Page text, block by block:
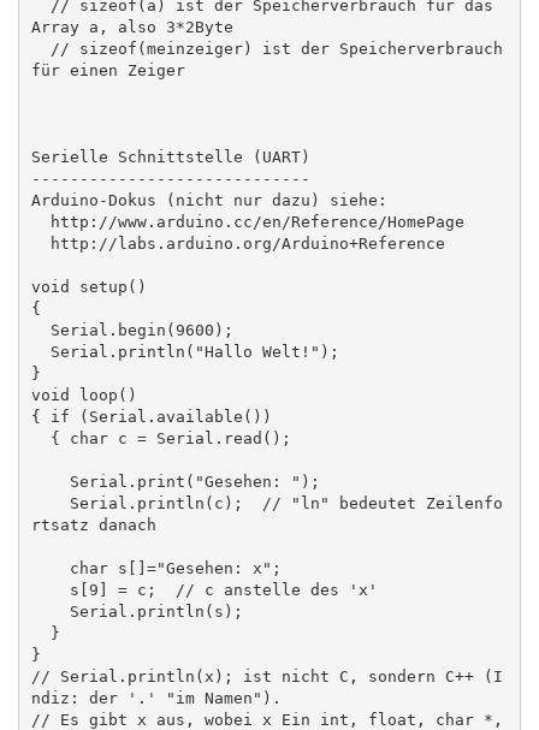
Array a, also 3*2Byte
für einen Zeiger
Serielle Schnittstelle (UART)
-----------------------------
Arduino-Dokus (nicht nur dazu) siehe:
void setup()
{
}
void loop()
{ if (Serial.available())
rtsatz danach
}
// Serial.println(x); ist nicht C, sondern C++ (I
ndiz: der '.' "im Namen").
// Es gibt x aus, wobei x Ein int, float, char *,